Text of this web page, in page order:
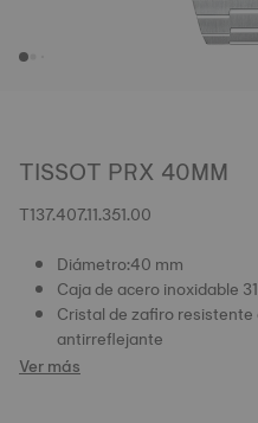
TISSOT PRX 40MM
T137.407.11.351.00
Diámetro:40 mm
Caja de acero inoxidable
Cristal de zafiro
antirreflejante
Ver más